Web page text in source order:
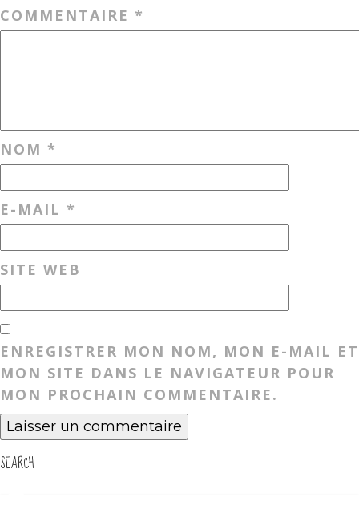
COMMENTAIRE *
NOM *
E-MAIL *
SITE WEB
ENREGISTRER MON NOM, MON E-MAIL ET
MON SITE DANS LE NAVIGATEUR POUR
MON PROCHAIN COMMENTAIRE.
SEARCH